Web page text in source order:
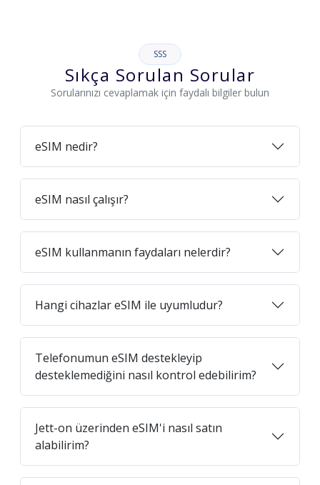
SSS
Sıkça Sorulan Sorular
Sorularınızı cevaplamak için faydalı bilgiler bulun
eSIM nedir?
eSIM nasıl çalışır?
eSIM kullanmanın faydaları nelerdir?
Hangi cihazlar eSIM ile uyumludur?
Telefonumun eSIM destekleyip
desteklemediğini nasıl kontrol edebilirim?
Jett-on üzerinden eSIM'i nasıl satın
alabilirim?